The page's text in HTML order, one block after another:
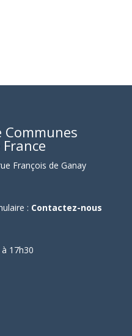
François de Ganay
: Contactez-nous
17h30